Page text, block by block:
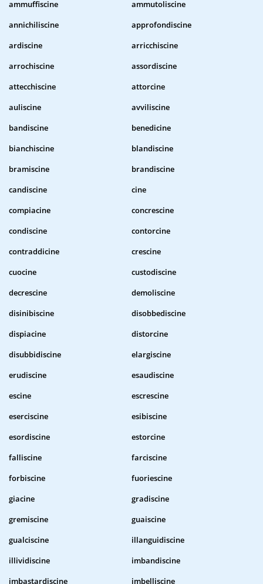
ammuffiscine
ammutoliscine
annichiliscine
approfondiscine
ardiscine
arricchiscine
arrochiscine
assordiscine
attecchiscine
attorcine
auliscine
avviliscine
bandiscine
benedicine
bianchiscine
blandiscine
bramiscine
brandiscine
candiscine
cine
compiacine
concrescine
condiscine
contorcine
contraddicine
crescine
cuocine
custodiscine
decrescine
demoliscine
disinibiscine
disobbediscine
dispiacine
distorcine
disubbidiscine
elargiscine
erudiscine
esaudiscine
escine
escrescine
eserciscine
esibiscine
esordiscine
estorcine
falliscine
farciscine
forbiscine
fuoriescine
giacine
gradiscine
gremiscine
guaiscine
gualciscine
illanguidiscine
illividiscine
imbandiscine
imbastardiscine
imbelliscine